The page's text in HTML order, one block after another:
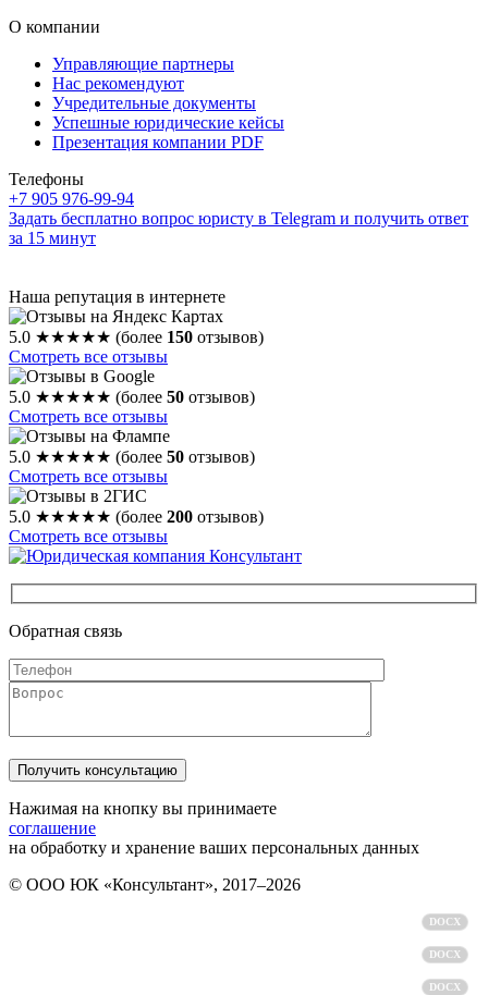
О компании
Управляющие партнеры
Нас рекомендуют
Учредительные документы
Успешные юридические кейсы
Презентация компании PDF
Телефоны
+7 905 976-99-94
Задать бесплатно вопрос юристу в Telegram и получить ответ
за 15 минут
Наша репутация в интернете
5.0 ★★★★★ (более 150 отзывов)
Смотреть все отзывы
5.0 ★★★★★ (более 50 отзывов)
Смотреть все отзывы
5.0 ★★★★★ (более 50 отзывов)
Смотреть все отзывы
5.0 ★★★★★ (более 200 отзывов)
Смотреть все отзывы
Обратная связь
Нажимая на кнопку вы принимаете
соглашение
на обработку и хранение ваших персональных данных
© ООО ЮК «Консультант», 2017–2026
DOCX
DOCX
DOCX